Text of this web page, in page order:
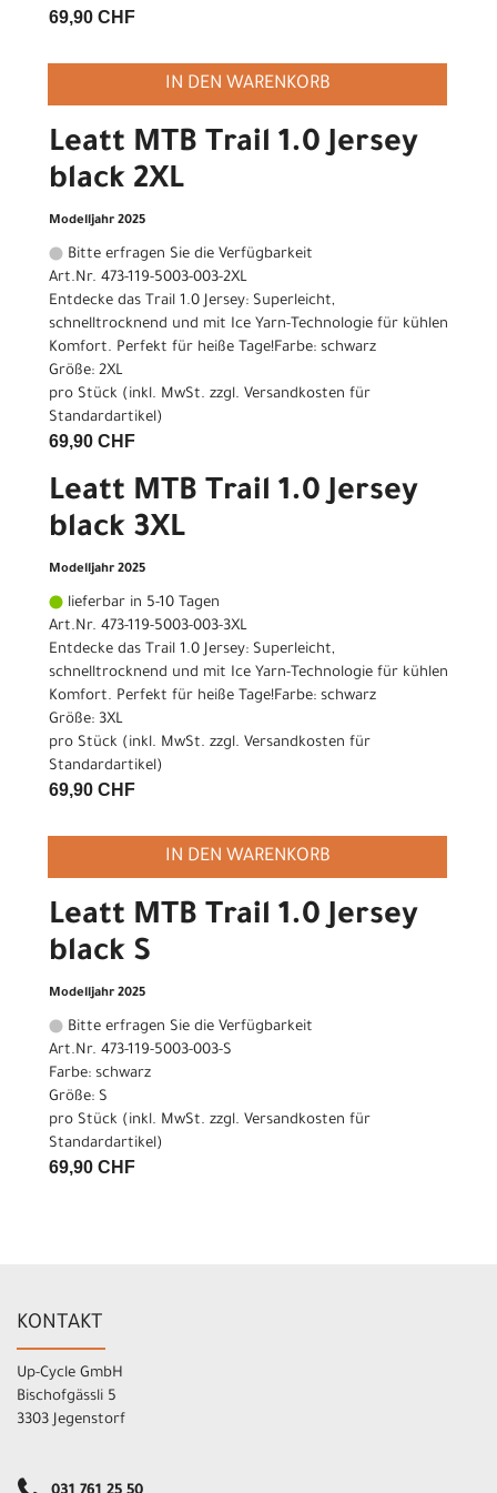
69,90 CHF
IN DEN WARENKORB
Leatt MTB Trail 1.0 Jersey
black 2XL
Modelljahr 2025
Bitte erfragen Sie die Verfügbarkeit
Art.Nr. 473-119-5003-003-2XL
Entdecke das Trail 1.0 Jersey: Superleicht,
schnelltrocknend und mit Ice Yarn-Technologie für kühlen
Komfort. Perfekt für heiße Tage!Farbe: schwarz
Größe: 2XL
pro Stück (inkl. MwSt. zzgl. Versandkosten für
Standardartikel)
69,90 CHF
Leatt MTB Trail 1.0 Jersey
black 3XL
Modelljahr 2025
lieferbar in 5-10 Tagen
Art.Nr. 473-119-5003-003-3XL
Entdecke das Trail 1.0 Jersey: Superleicht,
schnelltrocknend und mit Ice Yarn-Technologie für kühlen
Komfort. Perfekt für heiße Tage!Farbe: schwarz
Größe: 3XL
pro Stück (inkl. MwSt. zzgl. Versandkosten für
Standardartikel)
69,90 CHF
IN DEN WARENKORB
Leatt MTB Trail 1.0 Jersey
black S
Modelljahr 2025
Bitte erfragen Sie die Verfügbarkeit
Art.Nr. 473-119-5003-003-S
Farbe: schwarz
Größe: S
pro Stück (inkl. MwSt. zzgl. Versandkosten für
Standardartikel)
69,90 CHF
KONTAKT
Up-Cycle GmbH
Bischofgässli 5
3303 Jegenstorf